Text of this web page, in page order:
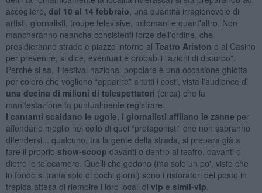
accogliere, dal 10 al 14 febbraio , una quantità irragionevole di
artisti, giornalisti, troupe televisive, mitomani e quant'altro. Non
mancheranno neanche consistenti forze dell'ordine, che
presidieranno strade e piazze intorno al Teatro Ariston e al Casino
per prevenire, si dice, eventuali e probabili “azioni di disturbo”.
Perché si sa, il festival nazional-popolare è una occasione ghiotta
per coloro che vogliono “apparire” a tutti i costi, vista l'audience di
una decina di milioni di telespettatori (circa) che la
manifestazione fa puntualmente registrare.
I cantanti scaldano le ugole, i giornalisti affilano le zanne per
affondarle meglio nel collo di quei “protagonisti” che non sapranno
difendersi... qualcuno, tra la gente della strada, si prepara già a
fare il proprio show-scoop davanti o dentro al teatro, davanti o
dietro le telecamere. Quelli che godono (ma solo un po', visto che
in fondo si tratta solo di pochi giorni) sono i ristoratori del posto in
trepida attesa di riempire i loro locali di vip e simil-vip